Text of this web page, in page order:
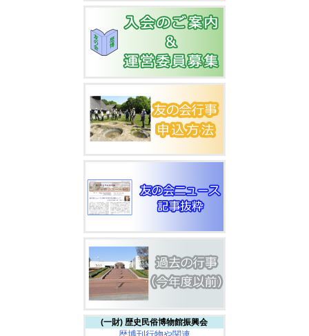
(一財) 歴史民俗博物館振興会